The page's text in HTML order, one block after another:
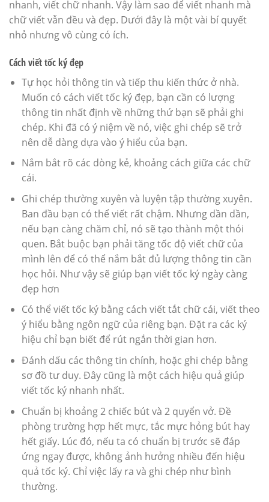
nhanh, viết chữ nhanh. Vậy làm sao để viết nhanh mà
chữ viết vẫn đều và đẹp. Dưới đây là một vài bí quyết
nhỏ nhưng vô cùng có ích.
Cách viết tốc ký đẹp
Tự học hỏi thông tin và tiếp thu kiến thức ở nhà.
Muốn có cách viết tốc ký đẹp, bạn cần có lượng
thông tin nhất định về những thứ bạn sẽ phải ghi
chép. Khi đã có ý niệm về nó, việc ghi chép sẽ trở
nên dễ dàng dựa vào ý hiểu của bạn.
Nắm bắt rõ các dòng kẻ, khoảng cách giữa các chữ
cái.
Ghi chép thường xuyên và luyện tập thường xuyên.
Ban đầu bạn có thể viết rất chậm. Nhưng dần dần,
nếu bạn càng chăm chỉ, nó sẽ tạo thành một thói
quen. Bắt buộc bạn phải tăng tốc độ viết chữ của
mình lên để có thể nắm bắt đủ lượng thông tin cần
học hỏi. Như vậy sẽ giúp bạn viết tốc ký ngày càng
đẹp hơn
Có thể viết tốc ký bằng cách viết tắt chữ cái, viết theo
ý hiểu bằng ngôn ngữ của riêng bạn. Đặt ra các ký
hiệu chỉ bạn biết để rút ngắn thời gian hơn.
Đánh dấu các thông tin chính, hoặc ghi chép bằng
sơ đồ tư duy. Đây cũng là một cách hiệu quả giúp
viết tốc ký nhanh nhất.
Chuẩn bị khoảng 2 chiếc bút và 2 quyển vở. Đề
phòng trường hợp hết mực, tắc mực hỏng bút hay
hết giấy. Lúc đó, nếu ta có chuẩn bị trước sẽ đáp
ứng ngay được, không ảnh hưởng nhiều đến hiệu
quả tốc ký. Chỉ việc lấy ra và ghi chép như bình
thường.